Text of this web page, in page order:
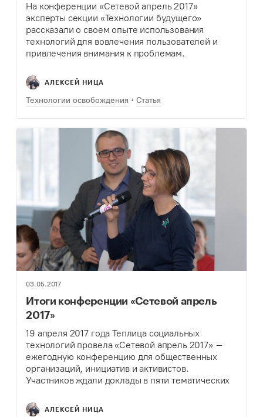
На конференции «Сетевой апрель 2017»
эксперты секции «Технологии будущего»
рассказали о своем опыте использования
технологий для вовлечения пользователей и
привлечения внимания к проблемам.
Корнев, медиаэксперт аналитической компании
MediaToolbox.
АЛЕКСЕЙ НИЦА
Технологии освобождения Статья
03.05.2017
Итоги конференции «Сетевой апрель
2017»
19 апреля 2017 года Теплица социальных
технологий провела «Сетевой апрель 2017» –
ежегодную конференцию для общественных
организаций, инициатив и активистов.
Участников ждали доклады в пяти тематических
достижения социального эффекта – поисковой
АЛЕКСЕЙ НИЦА